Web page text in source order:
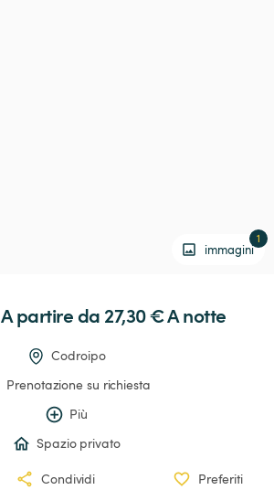
immagini
1
A partire da 27,30 € A notte
Codroipo
Prenotazione su richiesta
Più
Spazio privato
Condividi Preferiti